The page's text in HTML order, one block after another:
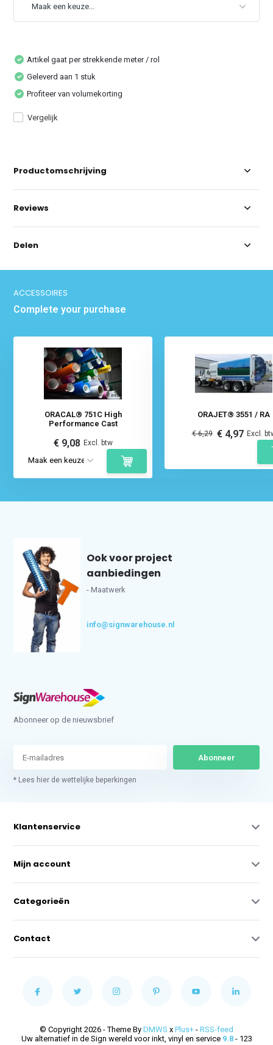
Artikel gaat per strekkende meter / rol
Geleverd aan 1 stuk
Profiteer van volumekorting
Vergelijk
Productomschrijving
Reviews
Delen
ACCESSOIRES
Complete your purchase
ORACAL® 751C High
Performance Cast
€ 9,08 Excl. btw
ORAJET® 3551 / RA
€ 6,29 € 4,97 Excl.
Ook voor project
aanbiedingen
- Maatwerk
info@signwarehouse.nl
Abonneer op de nieuwsbrief
Abonneer
* Lees hier de wettelijke beperkingen
Klantenservice
Mijn account
Categorieën
Contact
© Copyright 2026 - Theme By DMWS x Plus+ - RSS-feed
Uw alternatief in de Sign wereld voor inkt, vinyl en service 9.8- 123